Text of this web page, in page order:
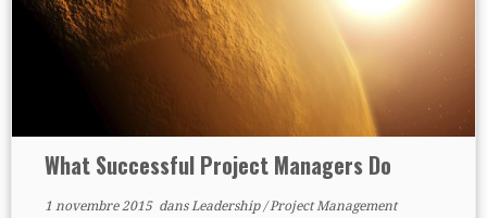
What Successful Project Managers Do
1 novembre 2015dansLeadership/Project Management